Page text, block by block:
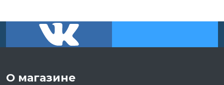
О магазине